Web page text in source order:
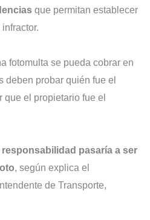
que permitan establecer
fotomulta se pueda cobrar en
deben probar quién fue el
que el propietario fue el
responsabilidad pasaría a ser
, según explica el
de Transporte,